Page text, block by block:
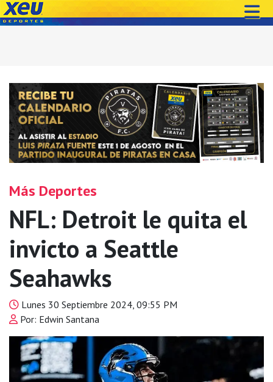
Más Deportes
NFL: Detroit le quita el
invicto a Seattle
Seahawks
Lunes 30 Septiembre 2024, 09:55 PM
Por: Edwin Santana